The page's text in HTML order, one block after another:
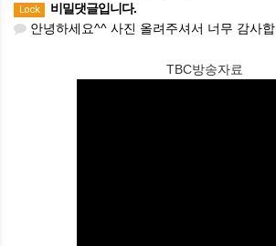
Lock 비밀댓글입니다.
안녕하세요^^ 사진 올려주셔서 너무 감사합니다. 강아지도 너무 행복해보이네요 늘 행복하시길 바랍니다! 감사합…
TBC방송자료